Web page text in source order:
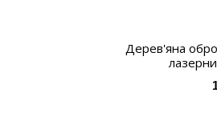
Дерев'яна